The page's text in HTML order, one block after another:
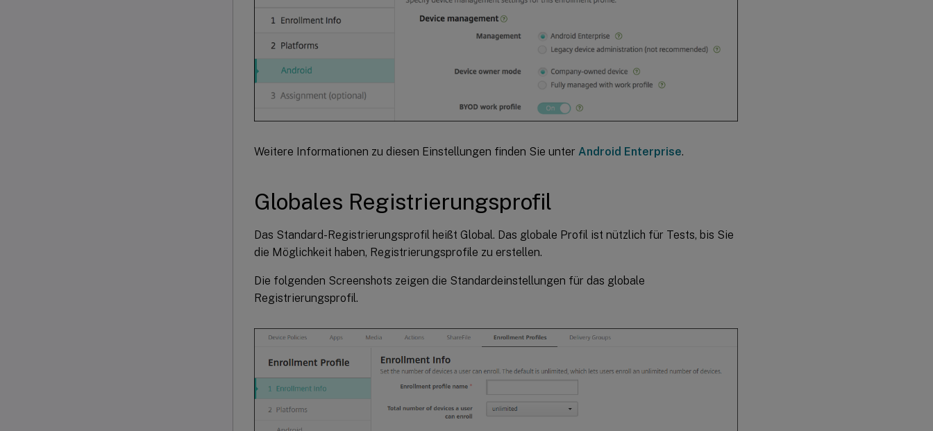
Weitere Informationen zu diesen Einstellungen finden Sie unter Android Enterprise.
Globales Registrierungsprofil
Das Standard-Registrierungsprofil heißt Global. Das globale Profil ist nützlich für Tests, bis Sie
die Möglichkeit haben, Registrierungsprofile zu erstellen.
Die folgenden Screenshots zeigen die Standardeinstellungen für das globale
Registrierungsprofil.